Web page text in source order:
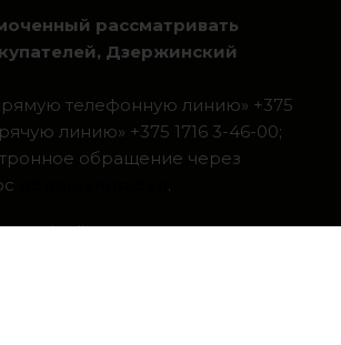
рассматривать
Дзержинский
телефонную линию» +375
линию» +375 1716 3-46-00;
обращение через
.
beseller